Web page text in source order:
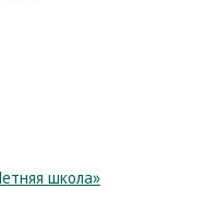
школа»